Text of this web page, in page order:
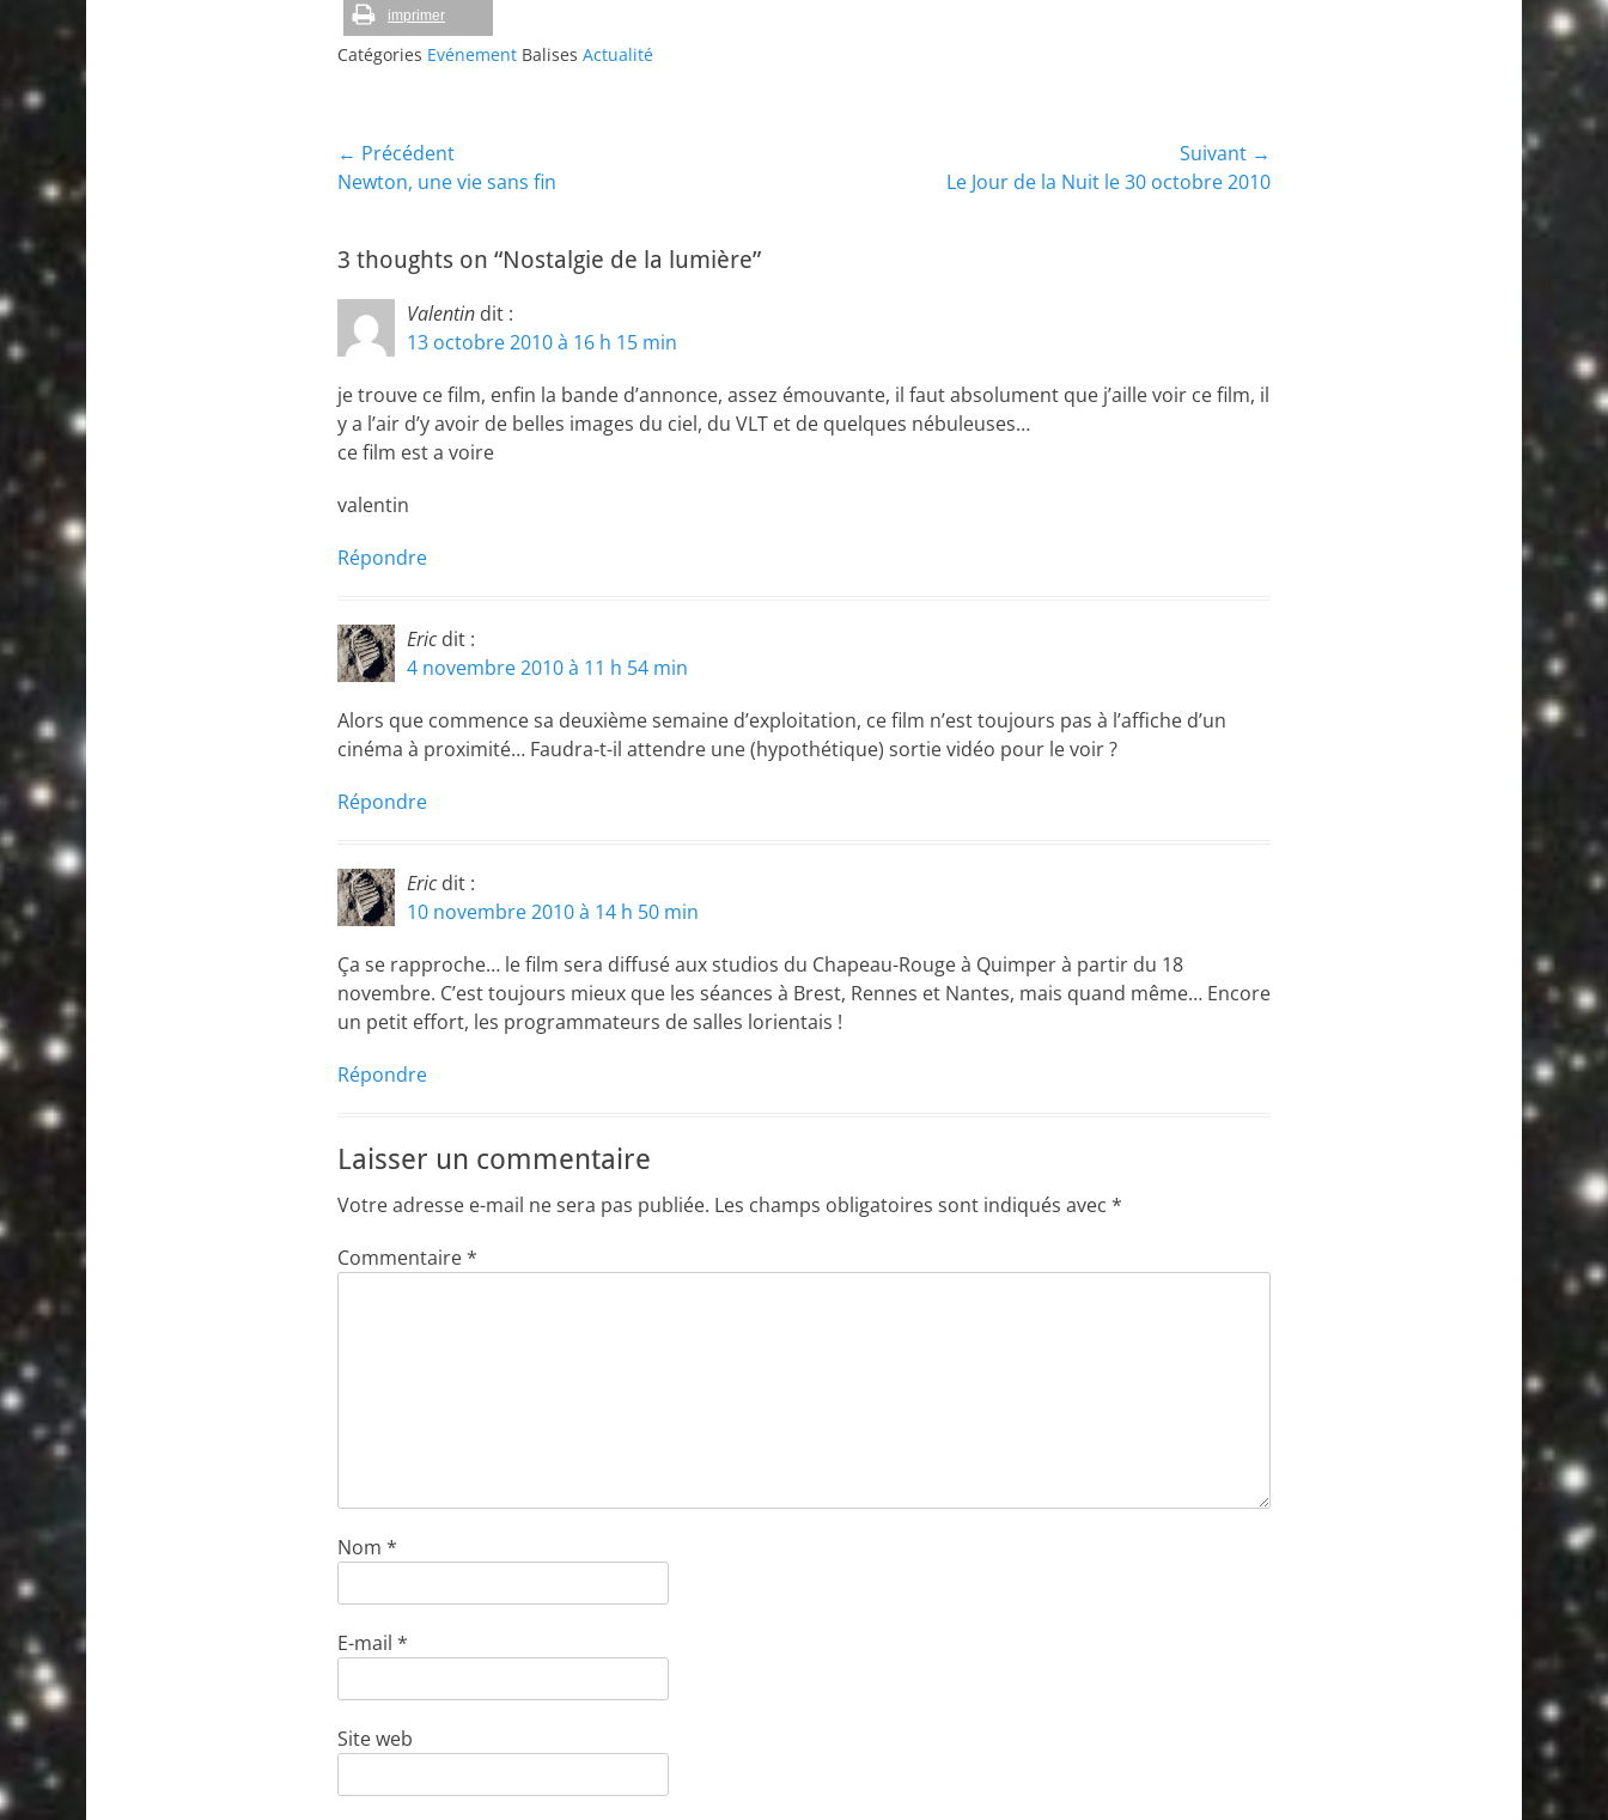
imprimer
Catégories Evénement Balises Actualité
Navigation
de
l’article
← Précédent
Article
Newton, une vie sans fin
Suivant →
Le Jour de la Nuit le 30 octobre 2010
3 thoughts on “Nostalgie de la lumière”
Valentin dit :
13 octobre 2010 à 16 h 15 min
je trouve ce film, enfin la bande d’annonce, assez émouvante, il faut absolument que j’aille voir ce film, il
y a l’air d’y avoir de belles images du ciel, du VLT et de quelques nébuleuses…
ce film est a voire
valentin
Répondre
Eric dit :
4 novembre 2010 à 11 h 54 min
Alors que commence sa deuxième semaine d’exploitation, ce film n’est toujours pas à l’affiche d’un
cinéma à proximité… Faudra-t-il attendre une (hypothétique) sortie vidéo pour le voir ?
Répondre
Eric dit :
10 novembre 2010 à 14 h 50 min
Ça se rapproche… le film sera diffusé aux studios du Chapeau-Rouge à Quimper à partir du 18
novembre. C’est toujours mieux que les séances à Brest, Rennes et Nantes, mais quand même… Encore
un petit effort, les programmateurs de salles lorientais !
Répondre
Laisser un commentaire
Votre adresse e-mail ne sera pas publiée. Les champs obligatoires sont indiqués avec *
Commentaire*
Nom *
E-mail *
Site web